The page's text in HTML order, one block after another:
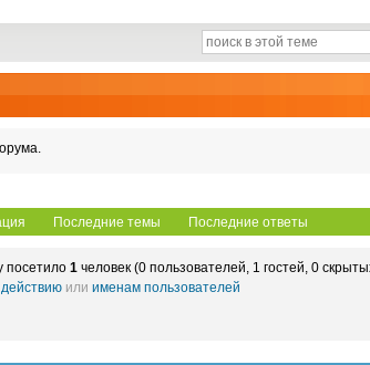
Последние темы Последние ответы
посетило 1 человек (0 пользователей, 1 гостей, 0
или именам пользователей